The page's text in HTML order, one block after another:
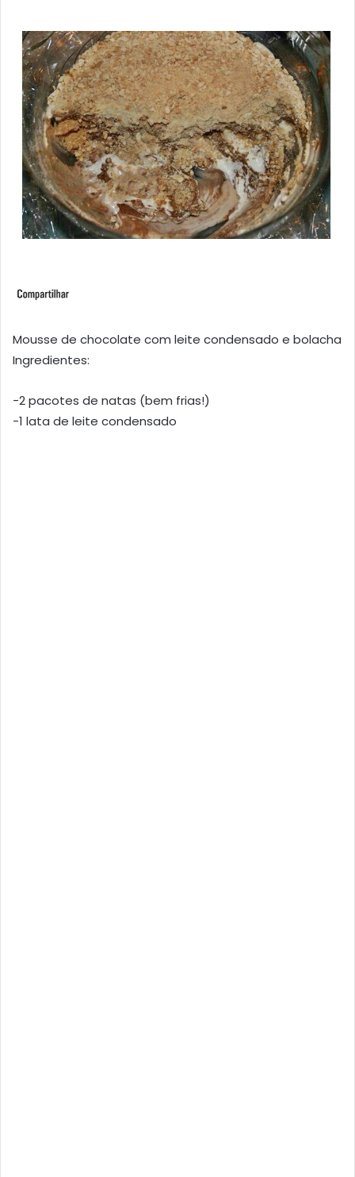
Mousse de chocolate com leite condensado e bolacha
Ingredientes:
-2 pacotes de natas (bem frias!)
-1 lata de leite condensado